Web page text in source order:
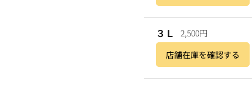
３Ｌ 2,500円
店舗在庫を確認する